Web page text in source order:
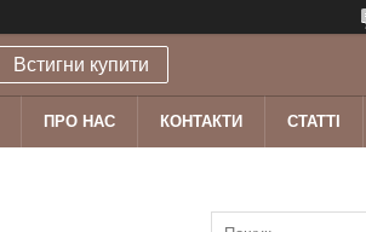
Встигни купити
ПРО НАС КОНТАКТИ СТАТТІ